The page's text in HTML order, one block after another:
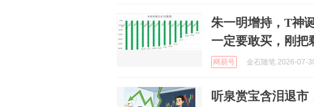
朱一明增持，T神
一定要敢买，刚把
网易号 金石随笔 2026-07-
听泉赏宝含泪退市